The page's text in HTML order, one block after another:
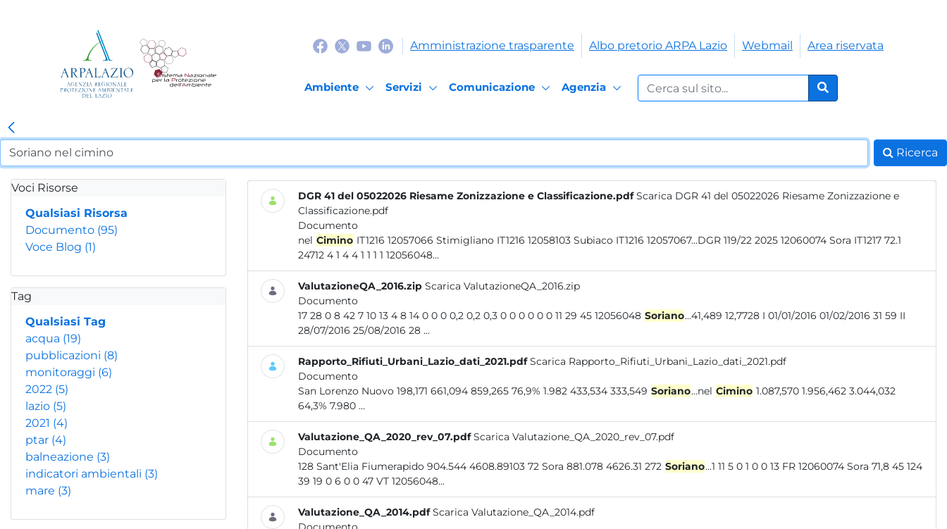
Amministrazione trasparente Albo pretorio ARPA Lazio Webmail Area riservata
Ambiente Servizi Comunicazione Agenzia
Cerca nel sito:
Cerca
Ricerca
Voci Risorse
Qualsiasi Risorsa
Documento (95)
Voce Blog (1)
Tag
Qualsiasi Tag
acqua (19)
pubblicazioni (8)
monitoraggi (6)
2022 (5)
lazio (5)
2021 (4)
ptar (4)
balneazione (3)
indicatori ambientali (3)
mare (3)
DGR 41 del 05022026 Riesame Zonizzazione e Classificazione.pdf Scarica DGR 41 del 05022026 Riesame Zonizzazione e
Classificazione.pdf
Documento
nel Cimino
24712 4 1 4 4 1 1 1 1 12056048...
ValutazioneQA_2016.zip Scarica ValutazioneQA_2016.zip
Documento
17 28 0 8 42 7 10 13 4 8 14 0 0 0 0,2 0,2 0,3 0 0 0 0 0 0 11 29 45 12056048 Soriano...41,489 12,7728 I 01/01/2016 01/02/2016 31 59 II
28/07/2016 25/08/2016 28 ...
Rapporto_Rifiuti_Urbani_Lazio_dati_2021.pdf Scarica Rapporto_Rifiuti_Urbani_Lazio_dati_2021.pdf
Documento
San Lorenzo Nuovo 198,171 661,094 859,265 76,9% 1.982 433,534 333,549 Soriano...nel Cimino 1.087,570 1.956,462 3.044,032
64,3% 7.980 ...
Valutazione_QA_2020_rev_07.pdf Scarica Valutazione_QA_2020_rev_07.pdf
Documento
128 Sant'Elia Fiumerapido 904.544 4608.89103 72 Sora 881.078 4626.31 272 Soriano...1 11 5 0 1 0 0 13 FR 12060074 Sora 71,8 45 124
39 19 0 6 0 0 47 VT 12056048...
Valutazione_QA_2014.pdf Scarica Valutazione_QA_2014.pdf